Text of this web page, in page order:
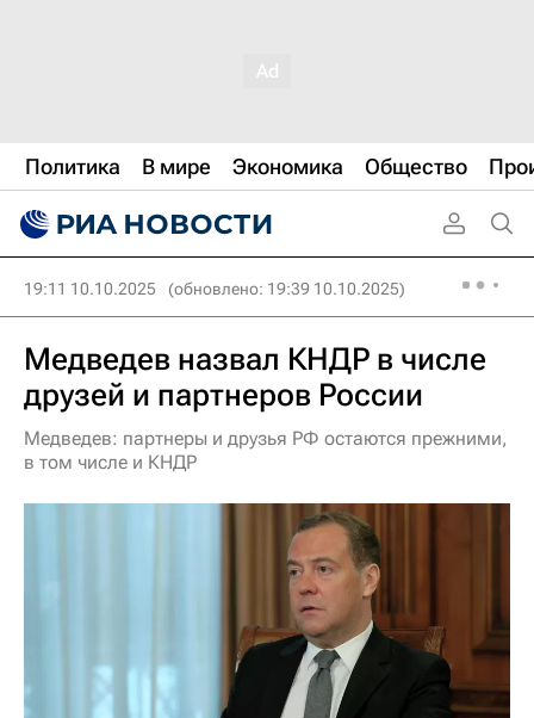
Политика В мире Экономика Общество
19:11 10.10.2025 (обновлено: 19:39 10.10.2025)
Медведев назвал КНДР в числе
друзей и партнеров России
Медведев: партнеры и друзья РФ остаются прежними,
в том числе и КНДР